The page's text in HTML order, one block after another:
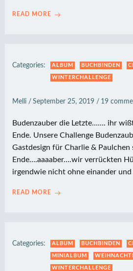
READ MORE
Categories: ALBUM BUCHBINDEN
WINTERCHALLENGE
Melli / September 25, 2019 / 19
Budenzauber die Letzte……. ihr
Ende. Unsere Challenge
Gastdesign für Charlie & Paulchen
Ende….aaaaber….wir verrückten
irgendwie nicht ohne einander
READ MORE
Categories: ALBUM BUCHBINDEN
MINIALBUM
WINTERCHALLENGE